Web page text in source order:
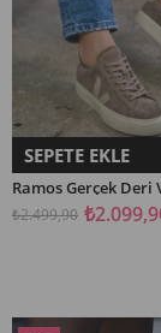
SEPETE EKLE
₺2.499,90